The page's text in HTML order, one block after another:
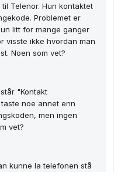
Telenor. Hun kontaktet
Problemet er
litt for mange ganger
visste ikke hvordan man
Noen som vet?
"Kontakt
noe annet enn
men ingen
vet?
kunne la telefonen stå